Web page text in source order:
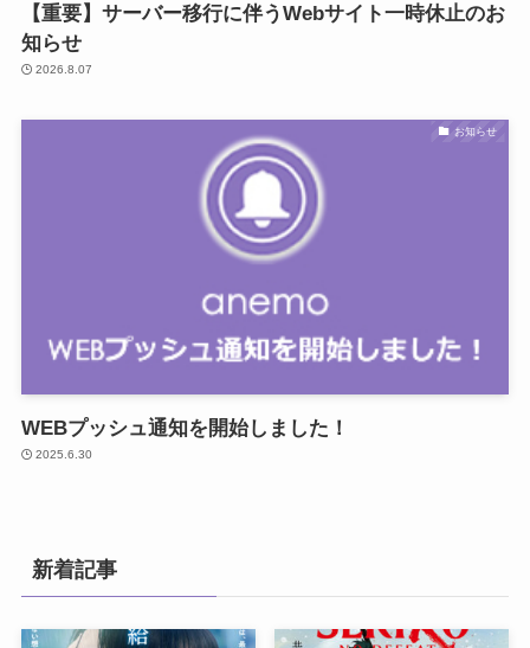
【重要】サーバー移行に伴うWebサイト一時休止のお
知らせ
2026.8.07
お知らせ
WEBプッシュ通知を開始しました！
2025.6.30
新着記事